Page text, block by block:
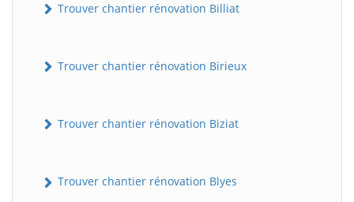
Trouver chantier rénovation Billiat
Trouver chantier rénovation Birieux
Trouver chantier rénovation Biziat
Trouver chantier rénovation Blyes